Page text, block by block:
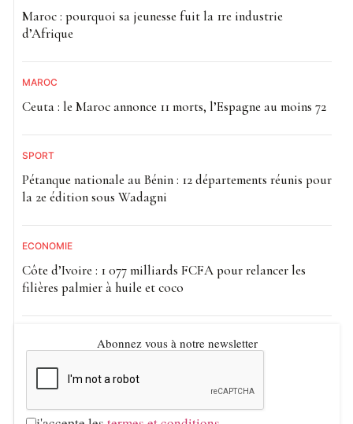
Maroc : pourquoi sa jeunesse fuit la 1re industrie
d’Afrique
MAROC
Ceuta : le Maroc annonce 11 morts, l’Espagne au moins 72
SPORT
Pétanque nationale au Bénin : 12 départements réunis pour
la 2e édition sous Wadagni
ECONOMIE
Côte d’Ivoire : 1 077 milliards FCFA pour relancer les
filières palmier à huile et coco
Abonnez vous à notre newsletter